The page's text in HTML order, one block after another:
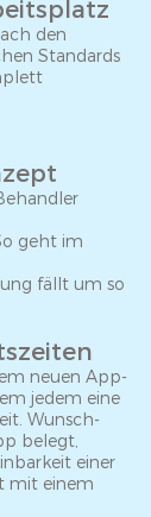
den
Standards
geht im
fällt um so
neuen App-
jedem eine
Wunsch-
belegt,
einer
mit einem